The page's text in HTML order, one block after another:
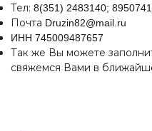
Тел: 8(351) 2483140;
Почта Druzin82@mail.ru
ИНН 745009487657
Так же Вы можете
свяжемся Вами в